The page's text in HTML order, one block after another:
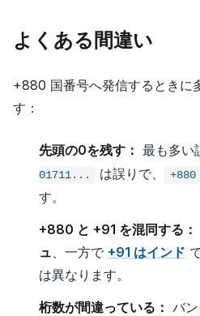
よくある間違い
+880 国番号へ発信するときに
す：
先頭の0を残す： 最も多い
01711...
は誤りで、
す。
+880 と +91 を混同する：
ュ 、一方で +91 はインド
は異なります。
桁数が間違っている： バ